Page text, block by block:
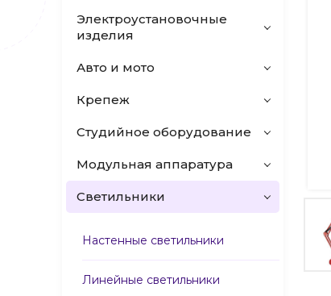
Электроустановочные
изделия
Авто и мото
Крепеж
Студийное оборудование
Модульная аппаратура
Светильники
Настенные светильники
Линейные светильники